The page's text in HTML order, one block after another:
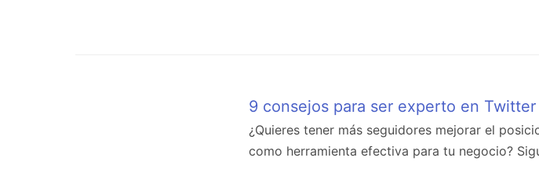
9 consejos para ser experto en Twitter
¿Quieres tener más seguidores mejorar el
como herramienta efectiva para tu negocio?